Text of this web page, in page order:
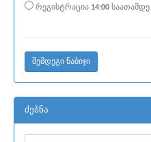
რეგისტრაცია 14:00 საათამდე
ძებნა